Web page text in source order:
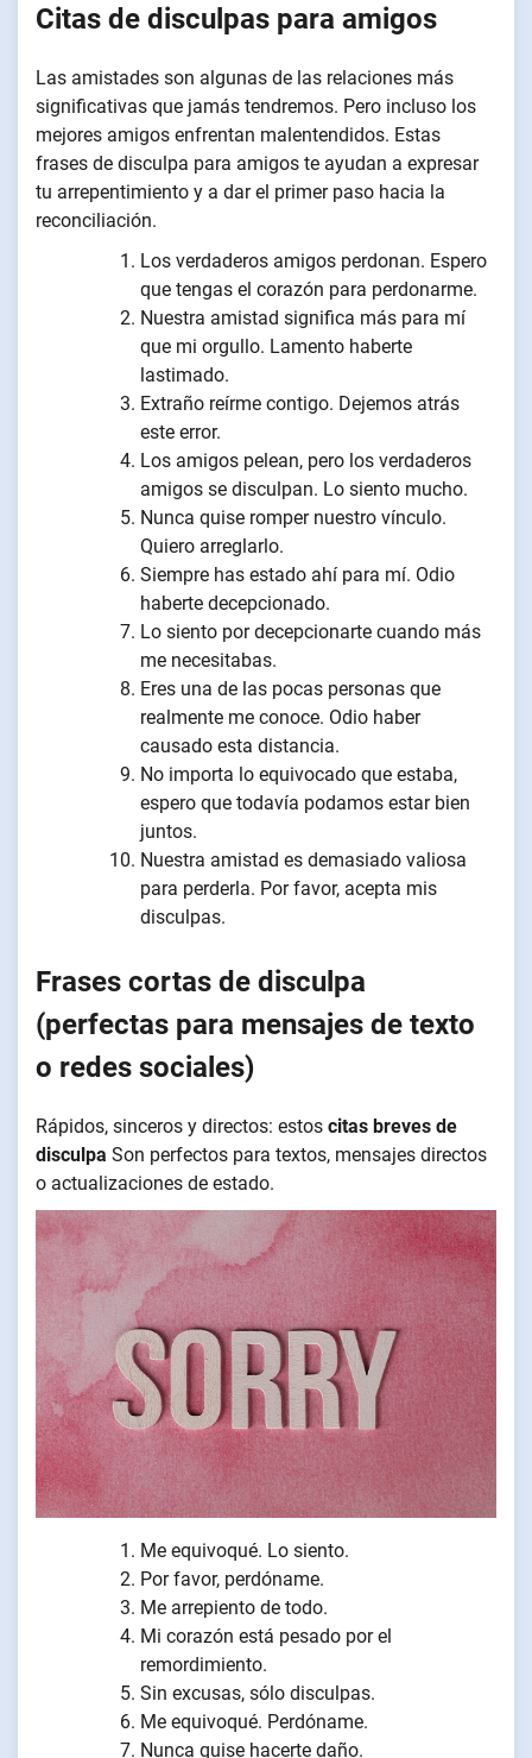
Citas de disculpas para amigos
Las amistades son algunas de las relaciones más
significativas que jamás tendremos. Pero incluso los
mejores amigos enfrentan malentendidos. Estas
frases de disculpa para amigos te ayudan a expresar
tu arrepentimiento y a dar el primer paso hacia la
reconciliación.
Los verdaderos amigos perdonan. Espero
que tengas el corazón para perdonarme.
Nuestra amistad significa más para mí
que mi orgullo. Lamento haberte
lastimado.
Extraño reírme contigo. Dejemos atrás
este error.
Los amigos pelean, pero los verdaderos
amigos se disculpan. Lo siento mucho.
Nunca quise romper nuestro vínculo.
Quiero arreglarlo.
Siempre has estado ahí para mí. Odio
haberte decepcionado.
Lo siento por decepcionarte cuando más
me necesitabas.
Eres una de las pocas personas que
realmente me conoce. Odio haber
causado esta distancia.
No importa lo equivocado que estaba,
espero que todavía podamos estar bien
juntos.
Nuestra amistad es demasiado valiosa
para perderla. Por favor, acepta mis
disculpas.
Frases cortas de disculpa
(perfectas para mensajes de texto
o redes sociales)
Rápidos, sinceros y directos: estos citas breves de
disculpa Son perfectos para textos, mensajes directos
o actualizaciones de estado.
Me equivoqué. Lo siento.
Por favor, perdóname.
Me arrepiento de todo.
Mi corazón está pesado por el
remordimiento.
Sin excusas, sólo disculpas.
Me equivoqué. Perdóname.
Nunca quise hacerte daño.